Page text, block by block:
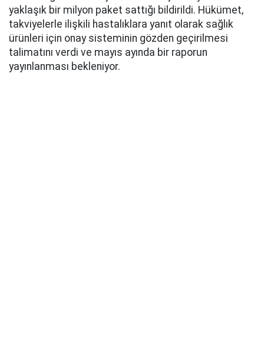
yaklaşık bir milyon paket sattığı bildirildi. Hükümet,
takviyelerle ilişkili hastalıklara yanıt olarak sağlık
ürünleri için onay sisteminin gözden geçirilmesi
talimatını verdi ve mayıs ayında bir raporun
yayınlanması bekleniyor.